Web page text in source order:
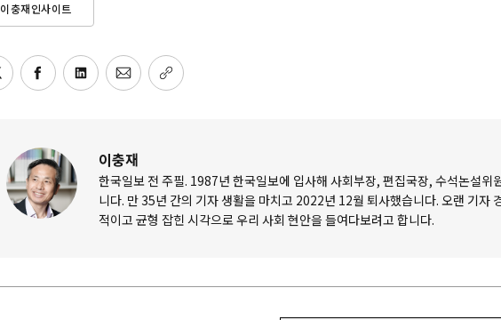
이충재인사이트
이충재
한국일보 전 주필. 1987년 한국일보에 입사해 사회부장, 편집국장, 수석논설위
니다. 만 35년 간의 기자 생활을 마치고 2022년 12월 퇴사했습니다. 오랜 기자
적이고 균형 잡힌 시각으로 우리 사회 현안을 들여다보려고 합니다.